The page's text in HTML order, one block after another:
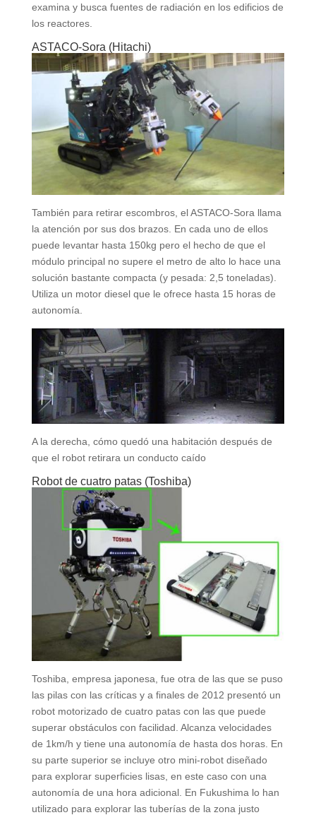
examina y busca fuentes de radiación en los edificios de
los reactores.
ASTACO-Sora (Hitachi)
También para retirar escombros, el ASTACO-Sora llama
la atención por sus dos brazos. En cada uno de ellos
puede levantar hasta 150kg pero el hecho de que el
módulo principal no supere el metro de alto lo hace una
solución bastante compacta (y pesada: 2,5 toneladas).
Utiliza un motor diesel que le ofrece hasta 15 horas de
autonomía.
A la derecha, cómo quedó una habitación después de
que el robot retirara un conducto caído
Robot de cuatro patas (Toshiba)
Toshiba, empresa japonesa, fue otra de las que se puso
las pilas con las críticas y a finales de 2012 presentó un
robot motorizado de cuatro patas con las que puede
superar obstáculos con facilidad. Alcanza velocidades
de 1km/h y tiene una autonomía de hasta dos horas. En
su parte superior se incluye otro mini-robot diseñado
para explorar superficies lisas, en este caso con una
autonomía de una hora adicional. En Fukushima lo han
utilizado para explorar las tuberías de la zona justo